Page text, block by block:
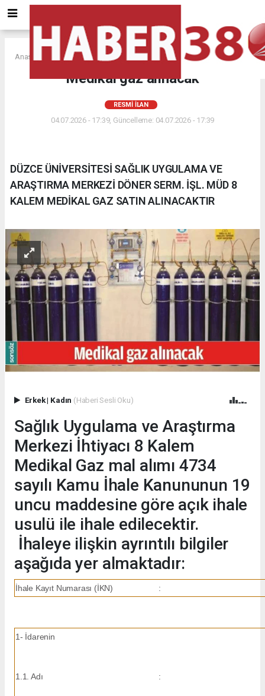
Anasayfa RESMİ İLAN
Medikal gaz alınacak
RESMİ İLAN
04.07.2026 - 17:39, Güncelleme: 04.07.2026 - 17:39
DÜZCE ÜNİVERSİTESİ SAĞLIK UYGULAMA VE
ARAŞTIRMA MERKEZİ DÖNER SERM. İŞL. MÜD 8
KALEM MEDİKAL GAZ SATIN ALINACAKTIR
Erkek| Kadın (Haberi Sesli Oku)
Sağlık Uygulama ve Araştırma
Merkezi İhtiyacı 8 Kalem
Medikal Gaz mal alımı 4734
sayılı Kamu İhale Kanununun 19
uncu maddesine göre açık ihale
usulü ile ihale edilecektir.
İhaleye ilişkin ayrıntılı bilgiler
aşağıda yer almaktadır:
İhale Kayıt Numarası (İKN) :
1- İdarenin
1.1. Adı :